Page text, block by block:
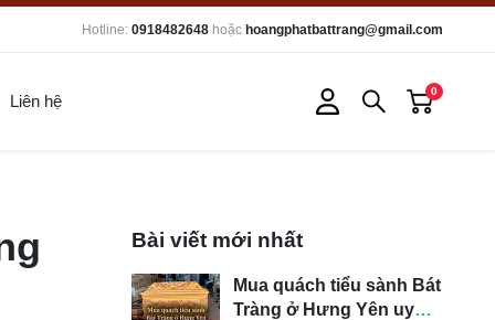
Hotline: 0918482648 hoặc hoangphatbattrang@gmail.com
Liên hệ
0
Bài viết mới nhất
Mua quách tiểu sành Bát
Tràng ở Hưng Yên uy